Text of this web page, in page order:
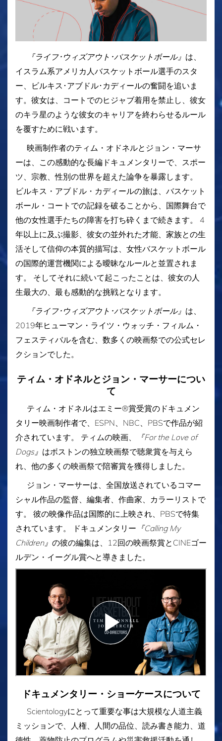
『ライフ･ウィズアウト･バスケットボール』 は、
イスラム系アメリカ人バスケットボール選手のスタ
ー、ビルキス･アブドル･カディールの奮闘を追いま
す。彼女は、コートでのヒジャブ着用を禁止し、彼女
のキラ星のような彼女のキャリアを終わらせるルール
を覆すために戦います。
映画制作者のティム・オドネルとジョン・マーサ
ーは、この感動的な長編ドキュメンタリーで、スポー
ツ、宗教、性別の世界を超えた論争を暴露します。
ビルキス・アブドル・カディールの旅は、バスケット
ボール・コートでの記録を破ることから、国際舞台で
他の女性選手たちの障害を打ち砕くまで続きます。 4
年以上に及ぶ撮影、彼女の並外れた才能、家族との生
活そして信仰の本質的描写は、女性バスケットボール
の国際的運営機関による曖昧なルールと並置されま
す。 そしてそれに続いて起こったことは、彼女の人
生最大の、最も感動的な挑戦となります。
『ライフ･ウィズアウト･バスケットボール』 は、
2019年ヒューマン・ライツ・ウォッチ・フィルム・
フェスティバルを含む、数多くの映画祭での公式セレ
クションでした。
ティム・オドネルとジョン・マーサーについ
て
ティム・オドネルはエミー®賞受賞のドキュメン
タリー映画制作者で、ESPN、NBC、PBSで作品が紹
介されています。 ティムの映画、
『For the Love of
Dogs』 はボストンの独立映画祭で聴衆賞を与えら
れ、他の多くの映画祭で陪審賞を獲得しました。
ジョン・マーサーは、全国放送されているコマー
シャル作品の監督、編集者、作曲家、カラーリストで
す。 彼の映像作品は国際的に上映され、PBSで特集
されています。 ドキュメンタリー 『Calling My
Children』 の彼の編集は、12回の映画祭賞とCINEゴー
ルデン・イーグル賞へと導きました。
ドキュメンタリー・ショーケースについて
Scientologyにとって重要な事は大規模な人道主義
ミッションで、人権、人間の品位、読み書き能力、道